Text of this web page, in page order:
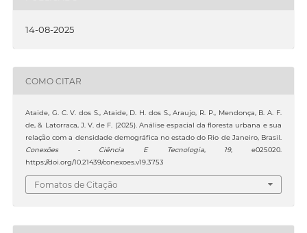
14-08-2025
COMO CITAR
Ataide, G. C. V. dos S., Ataide, D. H. dos S., Araujo, R. P., Mendonça, B. A. F.
de, & Latorraca, J. V. de F. (2025). Análise espacial da floresta urbana e sua
relação com a densidade demográfica no estado do Rio de Janeiro, Brasil.
Conexões - Ciência E Tecnologia, 19, e025020.
https://doi.org/10.21439/conexoes.v19.3753
Fomatos de Citação